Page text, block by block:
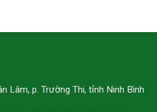
Lâm, p. Trường Thi, tỉnh Ninh Bình